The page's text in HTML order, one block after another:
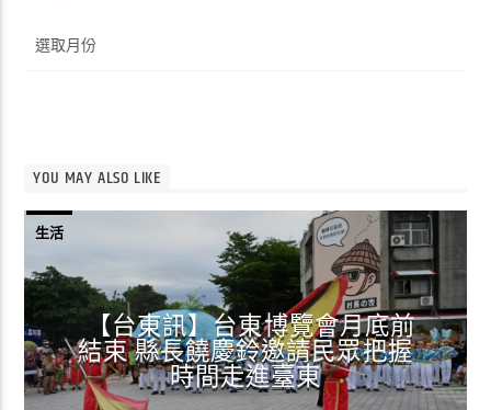
整
YOU MAY ALSO LIKE
生活
【台東訊】台東博覽會月底前
結束 縣長饒慶鈴邀請民眾把握
時間走進臺東